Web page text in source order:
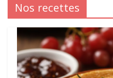
Nos recettes